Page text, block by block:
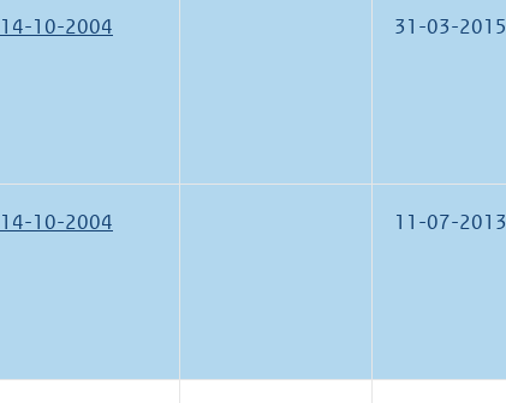
14-10-2004 31-03-2015
14-10-2004 11-07-2013